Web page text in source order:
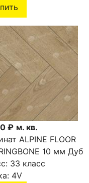
₽ м. кв.
ALPINE FLOOR
10 мм Дуб
LF107-08
33 класс
4V